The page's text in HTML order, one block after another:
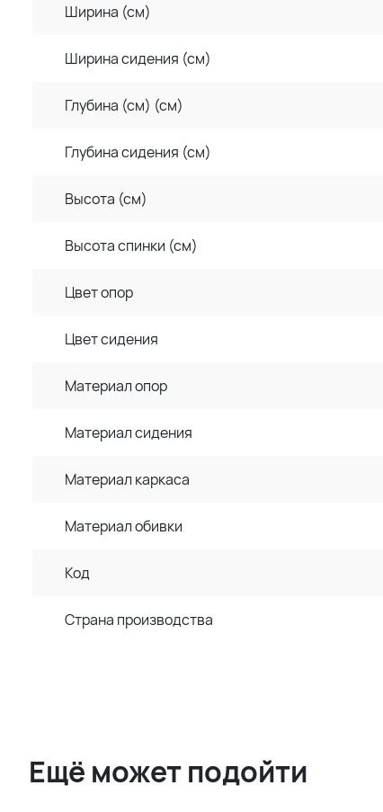
Ширина (см)
Ширина сидения (см)
Глубина (см) (см)
Глубина сидения (см)
Высота (см)
Высота спинки (см)
Цвет опор
Цвет сидения
Материал опор
Материал сидения
Материал каркаса
Материал обивки
Код
Страна производства
Ещё может подойти